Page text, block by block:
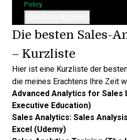
Policy.
Die besten Sales-
– Kurzliste
Hier ist eine Kurzliste der
die meines Erachtens Ihre Zeit
Advanced Analytics for Sales
Executive Education)
Sales Analytics: Sales
Excel (Udemy)